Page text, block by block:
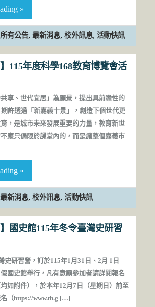
»
所有公告, 最新消息, 校外訊息, 活動快訊
】115年度科學168教育博覽會活
享、世代宜居」為願景，提出具前瞻性的
許透過「新嘉義十景」，創造下個世代更
，是城市未來發展重要的力量，教育新世
應只侷限於課堂內的，而是讓整個嘉義市
»
最新消息, 校外訊息, 活動快訊
】國史館115年冬令臺灣史研習
史研習營，訂於115年1月31日、2月 1日
假國史館舉行，凡有意願參加者請詳閱報名
如附件），於本年12月7日（星期日）前至
（https://www.th.g […]